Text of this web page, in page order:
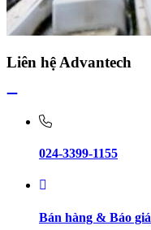
Liên hệ Advantech
024-3399-1155
Bán hàng & Báo giá